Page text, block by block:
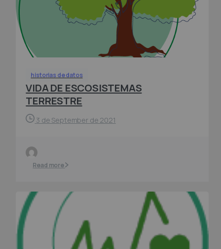
historias de datos
VIDA DE ESCOSISTEMAS
TERRESTRE
3 de September de 2021
Read more